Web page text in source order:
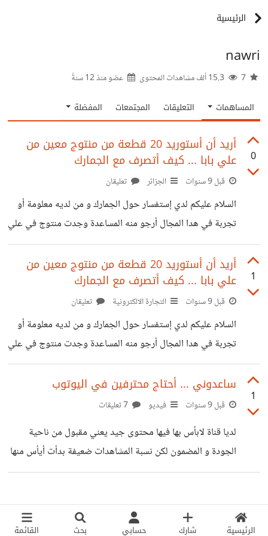
الرئيسية شارك حسابي بحث القائمة
الرئيسية
nawri
عضو منذ12 سنةً
المساهمات التعليقات المجتمعات المفضلة
0
أريد أن أستوريد 20 قطعة من منتوج معين من
علي بابا ... كيف أتصرف مع الجمارك
قبل 9 سنوات الجزائر تعليقان
السلام عليكم لدي إستفسار حول الجمارك و من لديه معلومة أو
تجربة في هدا المجال أرجو منه المساعدة وجدت منتوج في علي
بابا بسعر جيد و أريد ان أستورده للجزائر لأعيد بيعه في محلي
الخاص هل يمكن هذا أو عليا إتخاد إجراء مسبق حتى أتمكن من
التوصل بالسلعة أو أطلبها و أتوصل بها من دون مشكلة
1
أريد أن أستوريد 20 قطعة من منتوج معين من
علي بابا ... كيف أتصرف مع الجمارك
قبل 9 سنوات التجارة الالكترونية تعليقان
السلام عليكم لدي إستفسار حول الجمارك و من لديه معلومة أو
تجربة في هدا المجال أرجو منه المساعدة وجدت منتوج في علي
بابا بسعر جيد و أريد ان أستورده للجزائر لأعيد بيعه في محلي
الخاص هل يمكن هذا أو عليا إتخاد إجراء مسبق حتى أتمكن من
التوصل بالسلعة أو أطلبها و أتوصل بها من دون مشكلة
1
ساعدوني ... أحتاج محترفين في اليوتوب
قبل 9 سنوات فيديو
لديا قناة لابأس بها فيها محتوى جيد يعني مقبول من ناحية
الجودة و المضمون لكن نسبة المشاهدات ضعيفة بدأت أيأس منها
هل من مساعدة ؟ و أريد أن أستشيركم في أمر ..... أريد أن
ينفع هدا في جلب المشاهدات و الإشتراكات للقناة هدا رابط
قناتي ...